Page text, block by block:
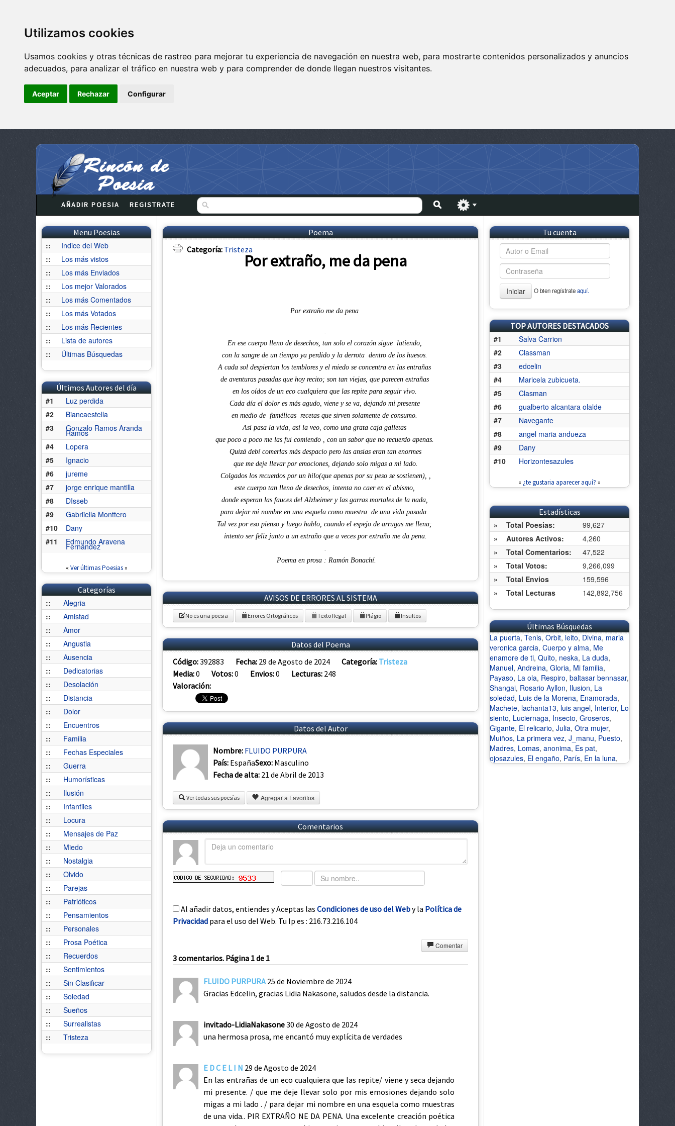
Utilizamos cookies
Usamos cookies y otras técnicas de rastreo para mejorar tu experiencia de navegación en nuestra web, para mostrarte contenidos personalizados y anuncios
adecuados, para analizar el tráfico en nuestra web y para comprender de donde llegan nuestros visitantes.
Aceptar Rechazar Configurar
AÑADIR POESIA REGISTRATE
Menu Poesias
::
Indice del Web
::
Los más vistos
::
Los más Enviados
::
Los mejor Valorados
::
Los más Comentados
::
Los más Votados
::
Los más Recientes
::
Lista de autores
::
Últimas Búsquedas
Últimos Autores del día
#1
Luz perdida
#2
Biancaestella
#3
Gonzalo Ramos Aranda
Ramos
#4
Lopera
#5
Ignacio
#6
jureme
#7
jorge enrique mantilla
#8
DIsseb
#9
Gabriiella Monttero
#10
Dany
#11
Edmundo Aravena
Fernández
« Ver últimas Poesias»
Categorías
::
Alegria
::
Amistad
::
Amor
::
Angustia
::
Ausencia
::
Dedicatorias
::
Desolación
::
Distancia
::
Dolor
::
Encuentros
::
Familia
::
Fechas Especiales
::
Guerra
::
Humorísticas
::
Ilusión
::
Infantiles
::
Locura
::
Mensajes de Paz
::
Miedo
::
Nostalgia
::
Olvido
::
Parejas
::
Patrióticos
::
Pensamientos
::
Personales
::
Prosa Poética
::
Recuerdos
::
Sentimientos
::
Sin Clasificar
::
Soledad
::
Sueños
::
Surrealistas
::
Tristeza
Poema
Categoría: Tristeza
Por extraño, me da pena
Por extraño me da pena
En ese cuerpo lleno de desechos, tan solo el corazón sigue latiendo,
con la sangre de un tiempo ya perdido y la derrota dentro de los huesos.
A cada sol despiertan los temblores y el miedo se concentra en las entrañas
de aventuras pasadas que hoy recito; son tan viejas, que parecen extrañas
en los oídos de un eco cualquiera que las repite para seguir vivo.
Cada día el dolor es más agudo, viene y se va, dejando mi presente
en medio de famélicas recetas que sirven solamente de consumo.
Así pasa la vida, así la veo, como una grata caja galletas
que poco a poco me las fui comiendo , con un sabor que no recuerdo apenas.
Quizá debí comerlas más despacio pero las ansias eran tan enormes
que me deje llevar por emociones, dejando solo migas a mi lado.
Colgados los recuerdos por un hilo(que apenas por su peso se sostienen), ,
este cuerpo tan lleno de desechos, intenta no caer en el abismo,
donde esperan las fauces del Alzheimer y las garras mortales de la nada,
para dejar mi nombre en una esquela como muestra de una vida pasada.
Tal vez por eso pienso y luego hablo, cuando el espejo de arrugas me llena;
intento ser feliz junto a un extraño que a veces por extraño me da pena.
Poema en prosa : Ramón Bonachí.
AVISOS DE ERRORES AL SISTEMA
No es una poesia Errores Ortográficos Texto Ilegal Plágio Insultos
Datos del Poema
Código:392883 Fecha: 29 de Agosto de 2024 Categoría: Tristeza
Media:0 Votos:0 Envios:0 Lecturas: 248
Valoración:
Datos del Autor
Nombre: FLUIDO PURPURA
País: EspañaSexo: Masculino
Fecha de alta: 21 de Abril de 2013
Ver todas sus poesías Agregar a Favoritos
Comentarios
Al añadir datos, entiendes y Aceptas las Condiciones de uso del Weby la Política de
Privacidad para el uso del Web. Tu Ip es : 216.73.216.104
Comentar
3 comentarios. Página 1 de 1
FLUIDO PURPURA 25 de Noviembre de 2024
Gracias Edcelin, gracias Lidia Nakasone, saludos desde la distancia.
invitado-LidiaNakasone30 de Agosto de 2024
una hermosa prosa, me encantó muy explícita de verdades
E D C E L I N 29 de Agosto de 2024
En las entrañas de un eco cualquiera que las repite/ viene y seca dejando
mi presente. / que me deje llevar solo por mis emosiones dejando solo
migas a mi lado . / para dejar mi nombre en una esquela como muestras
de una vida.. PIR EXTRAÑO NE DA PENA. Una excelente creación poética
Tu cuenta
Iniciar O bien regístrateaquí.
TOP AUTORES DESTACADOS
#1
Salva Carrion
#2
Classman
#3
edcelin
#4
Maricela zubicueta.
#5
Clasman
#6
gualberto alcantara olalde
#7
Navegante
#8
angel maria andueza
#9
Dany
#10
Horizontesazules
« ¿te gustaria aparecer aquí? »
Estadísticas
»
Total Poesias:
99,627
»
Autores Activos:
4,260
»
Total Comentarios:
47,522
»
Total Votos:
9,266,099
»
Total Envios
159,596
»
Total Lecturas 142,892,756
Últimas Búsquedas
La puerta, Tenis, Orbit, leito, Divina, maria
veronica garcia, Cuerpo y alma, Me
enamore de ti, Quito, neska, La duda,
Manuel, Andreina, Gloria, Mi familia,
Payaso, La ola, Respiro, baltasar bennasar,
Shangai, Rosario Ayllon, Ilusion, La
soledad, Luis de la Morena, Enamorada,
Machete, lachanta13, luis angel, Interior, Lo
siento, Luciernaga, Insecto, Groseros,
Gigante, El relicario, Julia, Otra mujer,
Muiños, La primera vez, J_manu, Puesto,
Madres, Lomas, anonima, Es pat,
ojosazules, El engaño, París, En la luna,